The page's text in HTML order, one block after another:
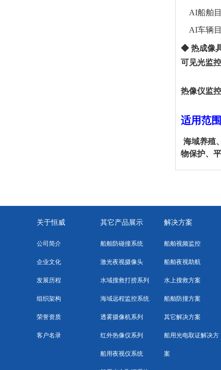
AI船舶
AI车辆
◆ 热成像
可见光监
热像仪监
适用范围
海域养殖、
物保护、
关于恒威
公司简介
企业文化
发展历程
组织架构
荣誉资质
客户名录
其它产品展示
船舶防碰撞系统
激光夜视摄像头
水域搜救打捞系列
海域远程监控系统
透雾摄像机系列
红外热像仪系列
船用夜视仪系统
解决方案
船舶视频监控
船舶夜视助航
水上搜救方案
船舶防撞方案
其它解决方案
船用光电取证解决方
案